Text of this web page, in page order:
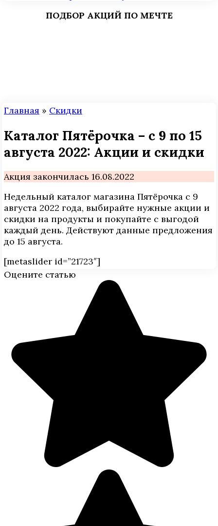
ПОДБОР АКЦИЙ ПО МЕЧТЕ
Главная » Скидки
Каталог Пятёрочка – с 9 по 15
августа 2022: Акции и скидки
Акция закончилась 16.08.2022
Недельный каталог магазина Пятёрочка с 9
августа 2022 года, выбирайте нужные акции и
скидки на продукты и покупайте с выгодой
каждый день. Действуют данные предложения
до 15 августа.
[metaslider id=”21723″]
Оцените статью